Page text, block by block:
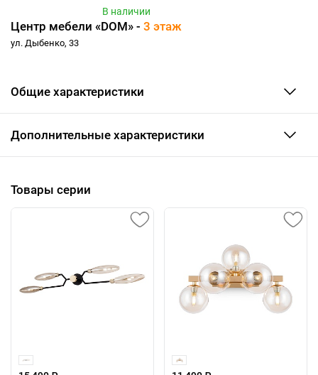
В наличии
Центр мебели «DOM» - 3 этаж
ул. Дыбенко, 33
Общие характеристики
Дополнительные характеристики
Товары серии